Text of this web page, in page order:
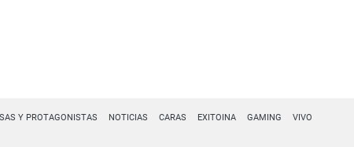
Y PROTAGONISTAS NOTICIAS CARAS EXITOINA GAMING VIVO